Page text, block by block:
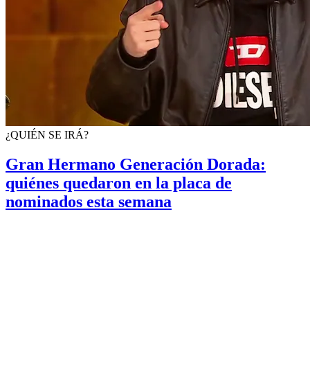
¿QUIÉN SE IRÁ?
Gran Hermano Generación Dorada:
quiénes quedaron en la placa de
nominados esta semana